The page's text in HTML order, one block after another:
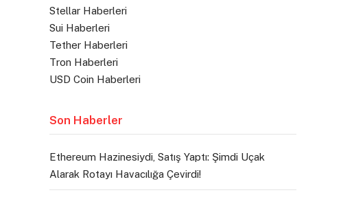
Stellar Haberleri
Sui Haberleri
Tether Haberleri
Tron Haberleri
USD Coin Haberleri
Son Haberler
Ethereum Hazinesiydi, Satış Yaptı: Şimdi Uçak
Alarak Rotayı Havacılığa Çevirdi!